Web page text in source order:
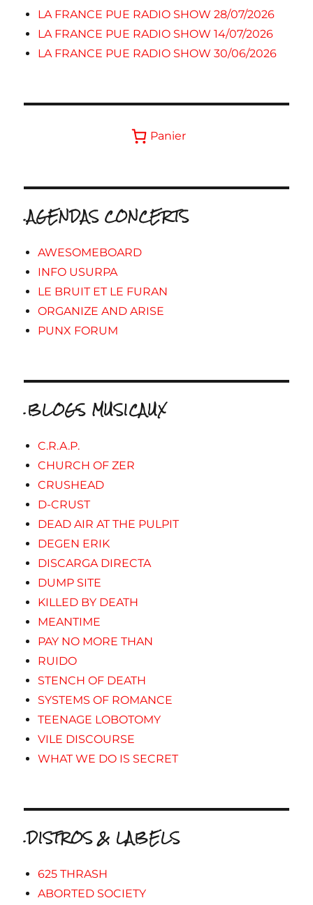
LA FRANCE PUE RADIO SHOW 28/07/2026
LA FRANCE PUE RADIO SHOW 14/07/2026
LA FRANCE PUE RADIO SHOW 30/06/2026
Panier
.AGENDAS CONCERTS
AWESOMEBOARD
INFO USURPA
LE BRUIT ET LE FURAN
ORGANIZE AND ARISE
PUNX FORUM
.BLOGS MUSICAUX
C.R.A.P.
CHURCH OF ZER
CRUSHEAD
D-CRUST
DEAD AIR AT THE PULPIT
DEGEN ERIK
DISCARGA DIRECTA
DUMP SITE
KILLED BY DEATH
MEANTIME
PAY NO MORE THAN
RUIDO
STENCH OF DEATH
SYSTEMS OF ROMANCE
TEENAGE LOBOTOMY
VILE DISCOURSE
WHAT WE DO IS SECRET
.DISTROS & LABELS
625 THRASH
ABORTED SOCIETY